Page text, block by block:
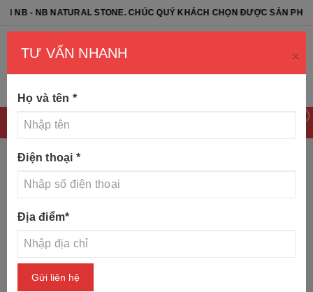
STONE. CHÚC QUÝ KHÁCH CHỌN ĐƯỢC SẢN PHẨM ƯNG Ý
2019
TƯ VẤN NHANH ×
Họ và tên *
Điện thoại *
Địa điểm*
Gửi liên hệ